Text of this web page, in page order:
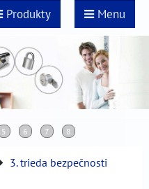
Produkty Menu
3. trieda bezpečnosti